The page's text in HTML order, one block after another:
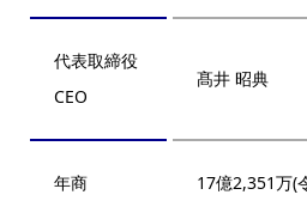
代表取締役
CEO
髙井 昭典
年商 17億2,351万(